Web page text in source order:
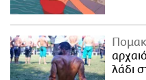
λάδι